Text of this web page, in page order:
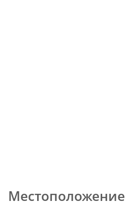
Местоположение